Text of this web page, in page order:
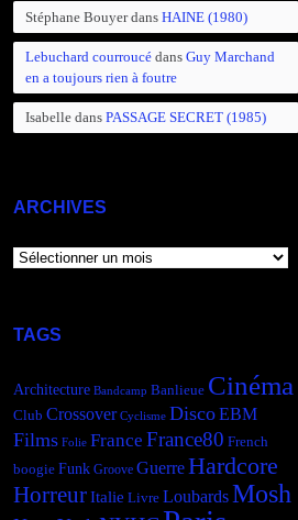
Stéphane Bouyerdans HAINE (1980)
Lebuchard courroucédans Guy Marchand
en a toujours rien à foutre
Isabelledans PASSAGE SECRET (1985)
ARCHIVES
ARCHIVES
TAGS
Architecture Bandcamp Banlieue Cinéma
Club Crossover Cyclisme DiscoEBM
Films Folie France France80 French
boogie Funk Groove GuerreHardcore
HorreurItalie Livre LoubardsMosh